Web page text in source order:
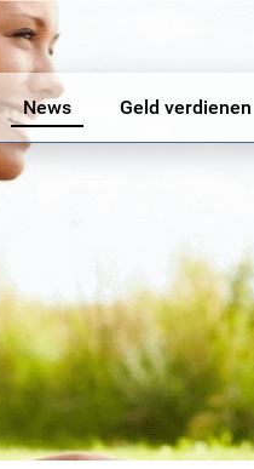
News Geld verdienen